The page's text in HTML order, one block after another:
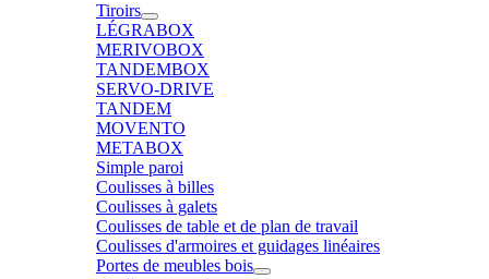
Tiroirs
LÉGRABOX
MERIVOBOX
TANDEMBOX
SERVO-DRIVE
TANDEM
MOVENTO
METABOX
Simple paroi
Coulisses à billes
Coulisses à galets
Coulisses de table et de plan de travail
Coulisses d'armoires et guidages linéaires
Portes de meubles bois